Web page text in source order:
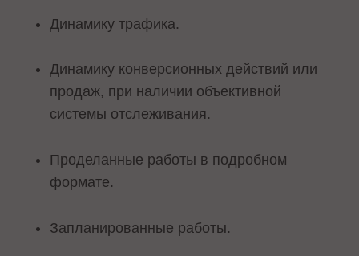
Динамику трафика.
Динамику конверсионных действий или
продаж, при наличии объективной
системы отслеживания.
Проделанные работы в подробном
формате.
Запланированные работы.